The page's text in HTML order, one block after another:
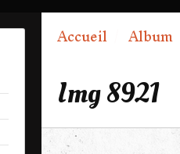
Accueil Album
Img 8921